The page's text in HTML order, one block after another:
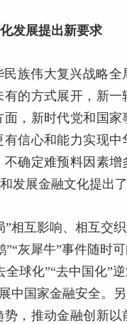
发展提出新要求
族伟大复兴战略
的方式展开，新
，新时代党和国
信心和能力实现中
确定难预料因素
发展金融文化提出了
”相互影响、相互交
灰犀牛”事件随时
球化”“去中国化”
中国家金融安全。
，推动金融创新